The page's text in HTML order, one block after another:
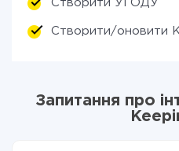
Створити УГОДУ
Створити/оновити
Запитання про